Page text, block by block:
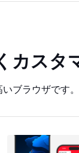
カスタ
ブラウザです